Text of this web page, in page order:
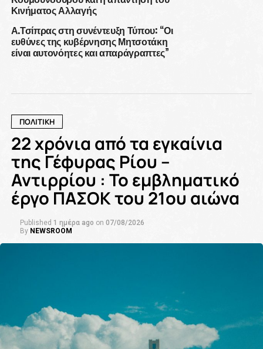
Κινήματος Αλλαγής
Α.Τσίπρας στη συνέντευξη Τύπου: “Οι
ευθύνες της κυβέρνησης Μητσοτάκη
είναι αυτονόητες και απαράγραπτες”
ΠΟΛΙΤΙΚΗ
22 χρόνια από τα εγκαίνια
της Γέφυρας Ρίου –
Αντιρρίου : Το εμβληματικό
έργο ΠΑΣΟΚ του 21ου αιώνα
Published 1 ημέρα ago on 07/08/2026
By NEWSROOM